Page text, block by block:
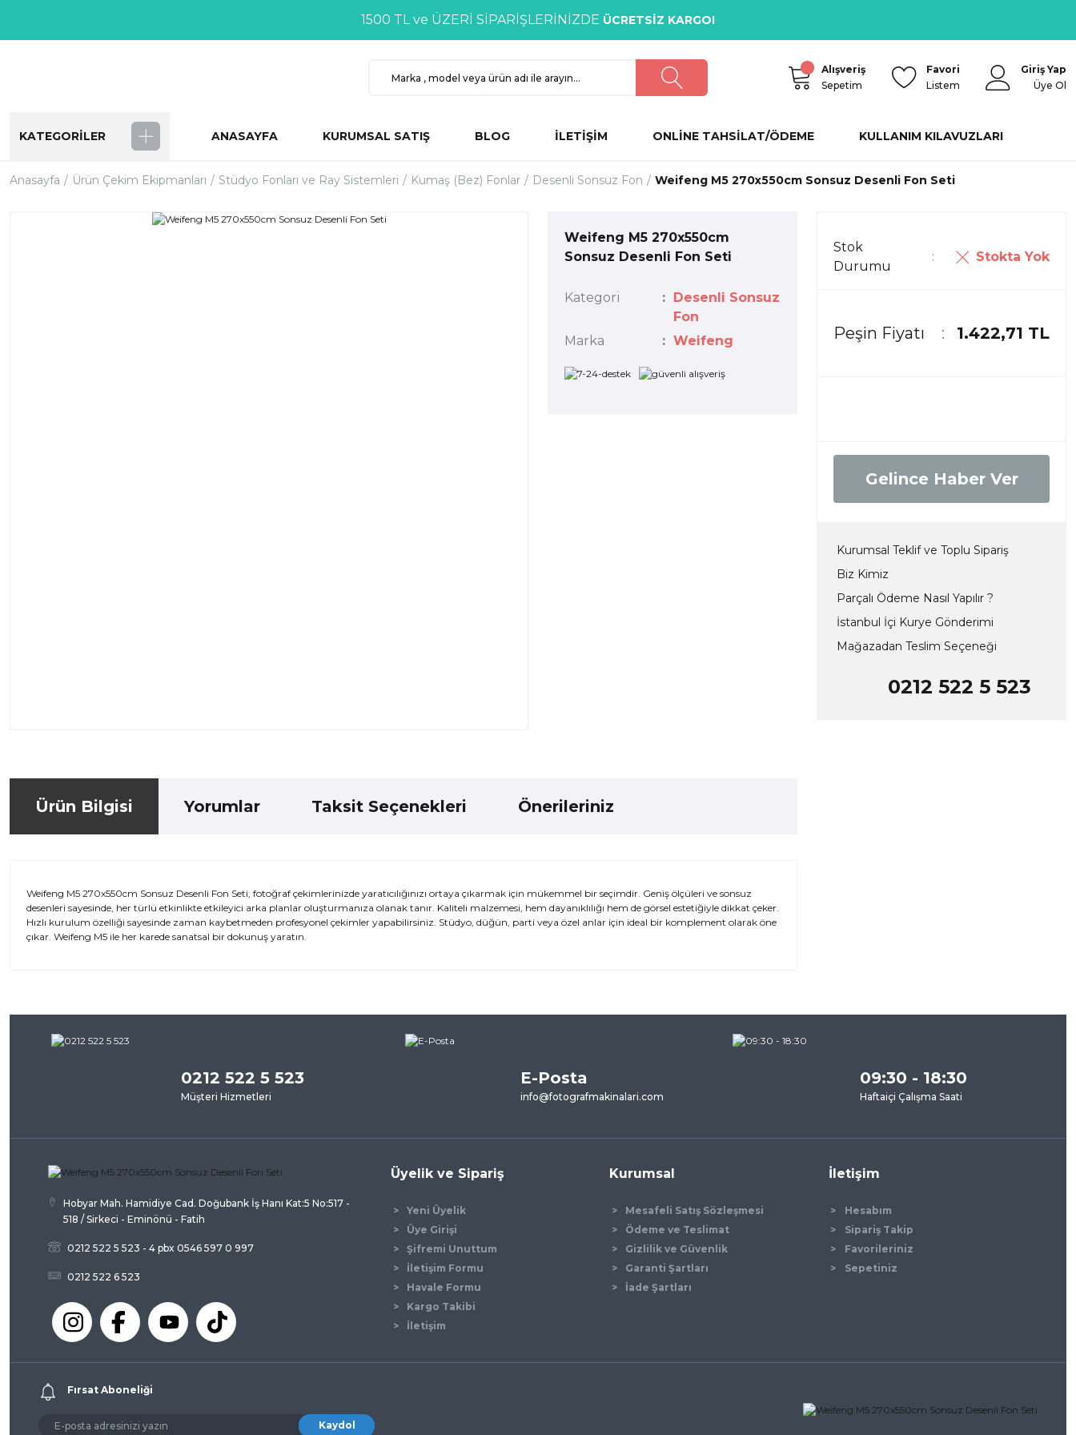
1500 TL ve ÜZERİ SİPARİŞLERİNİZDE ÜCRETSİZ KARGO!
Alışveriş
Sepetim
Favori
Listem
Giriş Yap
Üye Ol
KATEGORİLER ANASAYFA KURUMSAL SATIŞ BLOG İLETİŞİM ONLİNE TAHSİLAT/ÖDEME KULLANIM KILAVUZLARI
Anasayfa Ürün Çekim Ekipmanları Stüdyo Fonları ve Ray Sistemleri Kumaş (Bez) Fonlar Desenli Sonsuz Fon Weifeng M5 270x550cm Sonsuz Desenli Fon Seti
Weifeng M5 270x550cm
Sonsuz Desenli Fon Seti
Kategori
Desenli Sonsuz
Fon
Marka
Weifeng
Stok
Durumu
Stokta Yok
Peşin Fiyatı 1.422,71 TL
Gelince Haber Ver
Kurumsal Teklif ve Toplu Sipariş
Biz Kimiz
Parçalı Ödeme Nasıl Yapılır ?
İstanbul İçi Kurye Gönderimi
Mağazadan Teslim Seçeneği
0212 522 5 523
Ürün Bilgisi Yorumlar Taksit Seçenekleri Önerileriniz
Weifeng M5 270x550cm Sonsuz Desenli Fon Seti, fotoğraf çekimlerinizde yaratıcılığınızı ortaya çıkarmak için mükemmel bir seçimdir. Geniş ölçüleri ve sonsuz
desenleri sayesinde, her türlü etkinlikte etkileyici arka planlar oluşturmanıza olanak tanır. Kaliteli malzemesi, hem dayanıklılığı hem de görsel estetiğiyle dikkat çeker.
Hızlı kurulum özelliği sayesinde zaman kaybetmeden profesyonel çekimler yapabilirsiniz. Stüdyo, düğün, parti veya özel anlar için ideal bir komplement olarak öne
çıkar. Weifeng M5 ile her karede sanatsal bir dokunuş yaratın.
Görüş ve önerileriniz için teşekkür ederiz.
Ürün resmi kalitesiz, bozuk veya görüntülenemiyor.
Ürün açıklamasında eksik bilgiler bulunuyor.
Ürün fiyatı diğer sitelerden daha pahalı.
Bu ürüne benzer farklı alternatifler olmalı.
Gönder
0212 522 5 523
Müşteri Hizmetleri
E-Posta
info@fotografmakinalari.com
09:30 - 18:30
Haftaiçi Çalışma Saati
Hobyar Mah. Hamidiye Cad. Doğubank İş Hanı Kat:5 No:517 -
518 / Sirkeci - Eminönü - Fatih
0212 522 5 523 - 4 pbx 0546 597 0 997
0212 522 6 523
Üyelik ve Sipariş
Yeni Üyelik
Üye Girişi
Şifremi Unuttum
İletişim Formu
Havale Formu
Kargo Takibi
İletişim
Kurumsal
Mesafeli Satış Sözleşmesi
Ödeme ve Teslimat
Gizlilik ve Güvenlik
Garanti Şartları
İade Şartları
İletişim
Hesabım
Sipariş Takip
Favorileriniz
Sepetiniz
Fırsat Aboneliği
Kaydol